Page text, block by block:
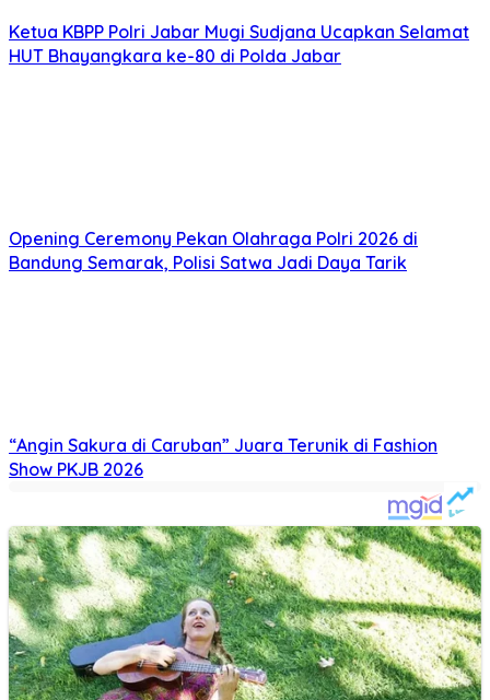
Ketua KBPP Polri Jabar Mugi Sudjana Ucapkan Selamat
HUT Bhayangkara ke-80 di Polda Jabar
Opening Ceremony Pekan Olahraga Polri 2026 di
Bandung Semarak, Polisi Satwa Jadi Daya Tarik
“Angin Sakura di Caruban” Juara Terunik di Fashion
Show PKJB 2026